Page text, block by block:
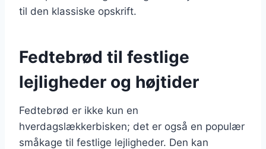
til den klassiske opskrift.
Fedtebrød til festlige
lejligheder og højtider
Fedtebrød er ikke kun en
hverdagslækkerbisken; det er også en populær
småkage til festlige lejligheder. Den kan